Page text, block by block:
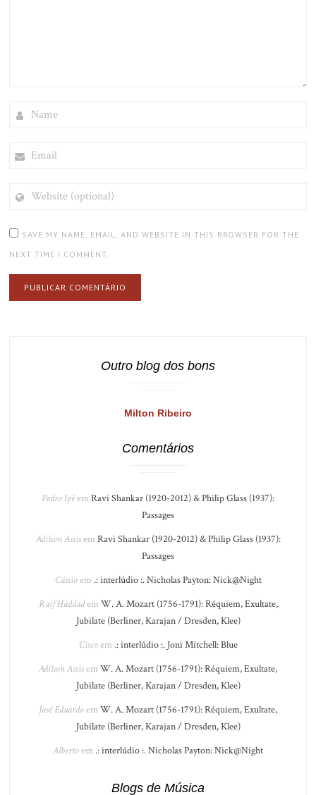
(OPTIONAL)
SAVE MY NAME, EMAIL, AND WEBSITE IN THIS BROWSER FOR THE
NEXT TIME I COMMENT.
Outro blog dos bons
Milton Ribeiro
Comentários
Pedro Ipêem Ravi Shankar (1920-2012) & Philip Glass (1937):
Passages
Adilson Assisem Ravi Shankar (1920-2012) & Philip Glass (1937):
Passages
Cássioem .: interlúdio :. Nicholas Payton: Nick@Night
Raif Haddadem W. A. Mozart (1756-1791): Réquiem, Exultate,
Jubilate (Berliner, Karajan / Dresden, Klee)
Ciscoem .: interlúdio :. Joni Mitchell: Blue
Adilson Assisem W. A. Mozart (1756-1791): Réquiem, Exultate,
Jubilate (Berliner, Karajan / Dresden, Klee)
José Eduardoem W. A. Mozart (1756-1791): Réquiem, Exultate,
Jubilate (Berliner, Karajan / Dresden, Klee)
Albertoem .: interlúdio :. Nicholas Payton: Nick@Night
Blogs de Música